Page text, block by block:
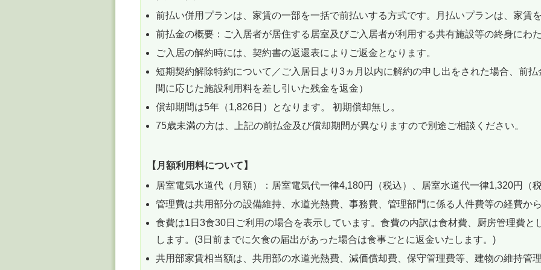
前払い併用プランは、家賃の一部を一括で前払いする方式です。月払いプランは、家賃
前払金の概要：ご入居者が居住する居室及びご入居者が利用する共有施設等の終身にわ
ご入居の解約時には、契約書の返還表によりご返金となります。
短期契約解除特約について／ご入居日より3ヵ月以内に解約の申し出をされた場合、前
間に応じた施設利用料を差し引いた残金を返金）
償却期間は5年（1,826日）となります。 初期償却無し。
75歳未満の方は、上記の前払金及び償却期間が異なりますので別途ご相談ください。
【月額利用料について】
居室電気水道代（月額）：居室電気代一律4,180円（税込）、居室水道代一律1,320円（
管理費は共用部分の設備維持、水道光熱費、事務費、管理部門に係る人件費等の経費か
食費は1日3食30日ご利用の場合を表示しています。食費の内訳は食材費、厨房管理費と
します。(3日前までに欠食の届出があった場合は食事ごとに返金いたします。)
共用部家賃相当額は、共用部の水道光熱費、減価償却費、保守管理費等、建物の維持管